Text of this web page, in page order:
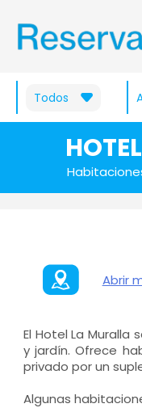
Todos
Abrir
El Hotel La
y jardín. Ofrece
privado por un
Algunas